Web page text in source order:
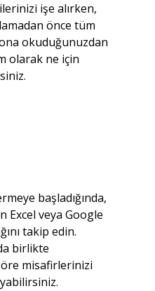
işe alırken,
önce tüm
okuduğunuzdan
olarak ne için
başladığında,
Excel veya Google
takip edin.
birlikte
misafirlerinizi